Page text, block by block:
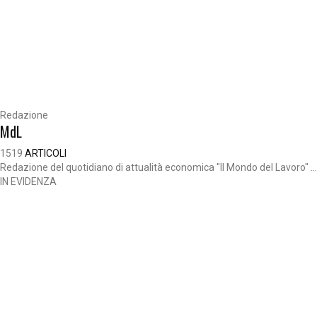
Redazione
MdL
1519 ARTICOLI
Redazione del quotidiano di attualità economica "Il Mondo del Lavoro" ...
IN EVIDENZA